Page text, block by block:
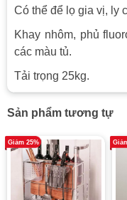
Có thể để lọ gia vị, ly
Khay nhôm, phủ
các màu tủ.
Tải trọng 25kg.
Sản phẩm tương tự
Giảm 25%